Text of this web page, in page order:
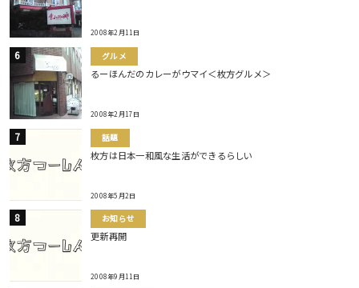
2008年2月11日
グルメ
るーほんだのカレーがウマイ＜枚方グルメ＞
2008年2月17日
話題
枚方は日本一和風な生活ができるらしい
2008年5月2日
お知らせ
更新再開
2008年9月11日